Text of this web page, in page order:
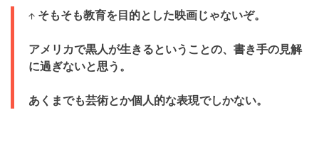
↑ そもそも教育を目的とした映画じゃないぞ。
アメリカで黒人が生きるということの、書き手の見解
に過ぎないと思う。
あくまでも芸術とか個人的な表現でしかない。